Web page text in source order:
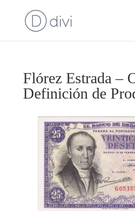
Flórez Estrada –
Definición de